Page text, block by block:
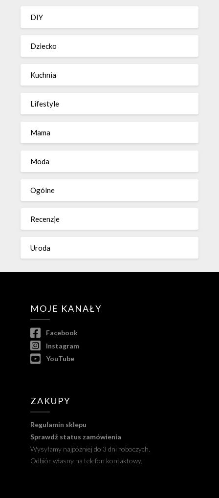
DIY
Dziecko
Kuchnia
Lifestyle
Mama
Moda
Ogólne
Recenzje
Uroda
MOJE KANAŁY
Facebook
Instagram
YouTube
ZAKUPY
Regulamin sklepu
Sprawdź status zamówienia
Wysyłamy najpóźniej do 3 dni roboczych.
Odbiór własny na telefon kontaktowy.